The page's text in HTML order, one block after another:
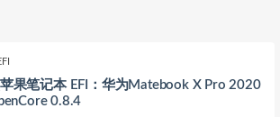
果笔记本 EFI：华为Matebook X Pro 2020
0.8.4